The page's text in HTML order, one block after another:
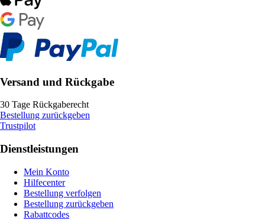
Versand und Rückgabe
30 Tage Rückgaberecht
Bestellung zurückgeben
Trustpilot
Dienstleistungen
Mein Konto
Hilfecenter
Bestellung verfolgen
Bestellung zurückgeben
Rabattcodes